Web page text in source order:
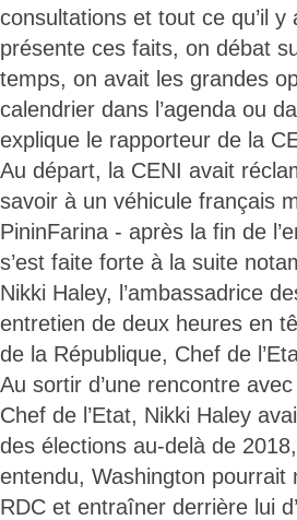
consultations et tout ce qu’il
présente ces faits, on débat
temps, on avait les grandes
calendrier dans l’agenda ou
explique le rapporteur de la
Au départ, la CENI avait
savoir à un véhicule français
PininFarina - après la fin de
s’est faite forte à la suite
Nikki Haley, l’ambassadrice
entretien de deux heures en
de la République, Chef de
Au sortir d’une rencontre
Chef de l’Etat, Nikki Haley
des élections au-delà de
entendu, Washington
RDC et entraîner derrière lui